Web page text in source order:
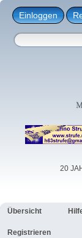
Einloggen
20
Übersicht
Registrieren